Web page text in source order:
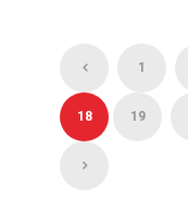
1
18 19